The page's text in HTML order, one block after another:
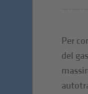
Per
del